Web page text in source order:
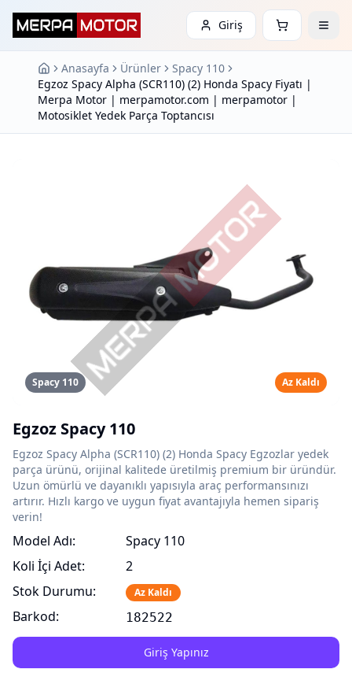
Giriş
Anasayfa Ürünler
Spacy 110
Egzoz Spacy Alpha (SCR110) (2) Honda Spacy Fiyatı |
Merpa Motor | merpamotor.com | merpamotor |
Motosiklet Yedek Parça Toptancısı
Spacy 110 Az Kaldı
Egzoz Spacy 110
Egzoz Spacy Alpha (SCR110) (2) Honda Spacy Egzozlar yedek
parça ürünü, orijinal kalitede üretilmiş premium bir üründür.
Uzun ömürlü ve dayanıklı yapısıyla araç performansınızı
artırır. Hızlı kargo ve uygun fiyat avantajıyla hemen sipariş
verin!
Model Adı:
Koli İçi Adet:
Stok Durumu:
Barkod:
Spacy 110
2
Az Kaldı
182522
Giriş Yapınız